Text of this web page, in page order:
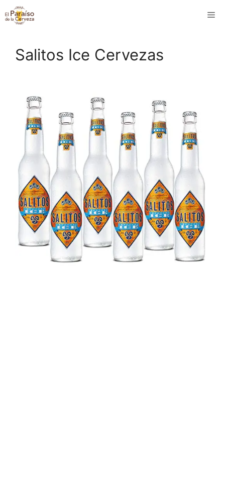
Saltar
al
Salitos Ice Cervezas